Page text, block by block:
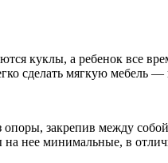
куклы, а ребенок все
сделать мягкую мебель
закрепив между
на нее минимальные, в